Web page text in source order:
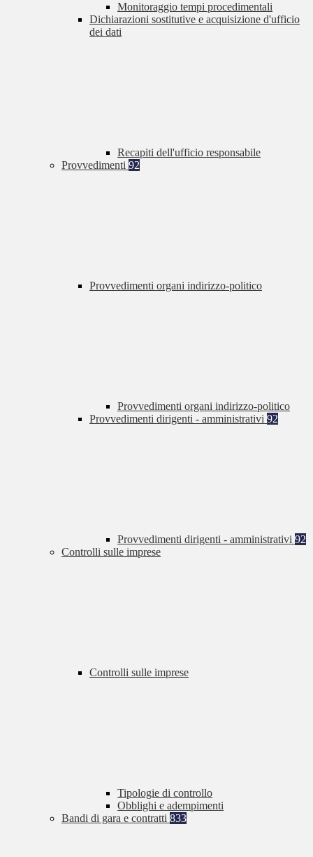
Monitoraggio tempi procedimentali
Dichiarazioni sostitutive e acquisizione d'ufficio
dei dati
Recapiti dell'ufficio responsabile
Provvedimenti 92
Provvedimenti organi indirizzo-politico
Provvedimenti organi indirizzo-politico
Provvedimenti dirigenti - amministrativi 92
Provvedimenti dirigenti - amministrativi 92
Controlli sulle imprese
Controlli sulle imprese
Tipologie di controllo
Obblighi e adempimenti
Bandi di gara e contratti 833